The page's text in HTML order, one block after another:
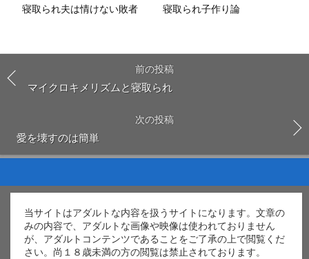
寝取られ夫は情けない敗者 寝取られ子作り論
前の投稿
マイクロキメリズムと寝取られ
次の投稿
愛を壊すのは簡単
当サイトはアダルトな内容を扱うサイトになります。文章の
みの内容で、アダルトな画像や映像は使われておりません
が、アダルトコンテンツであることをご了承の上で閲覧くだ
さい。尚１８歳未満の方の閲覧は禁止されております。